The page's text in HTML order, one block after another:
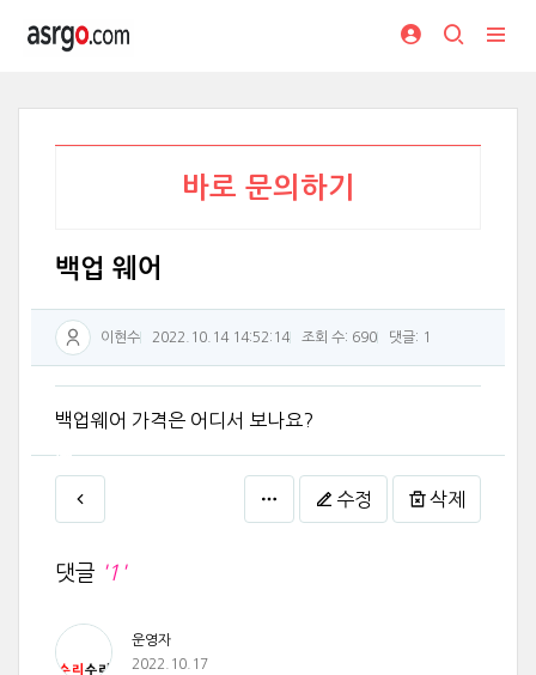
바로 문의하기
백업 웨어
이현수 2022.10.14 14:52:14 조회 수: 690 댓글: 1
백업웨어 가격은 어디서 보나요?
수정 삭제
댓글 '1'
운영자
2022.10.17